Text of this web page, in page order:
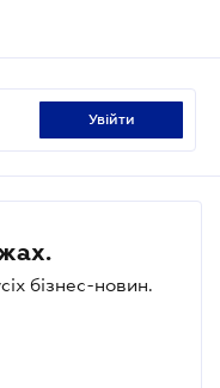
увійти
бізнес-новин.